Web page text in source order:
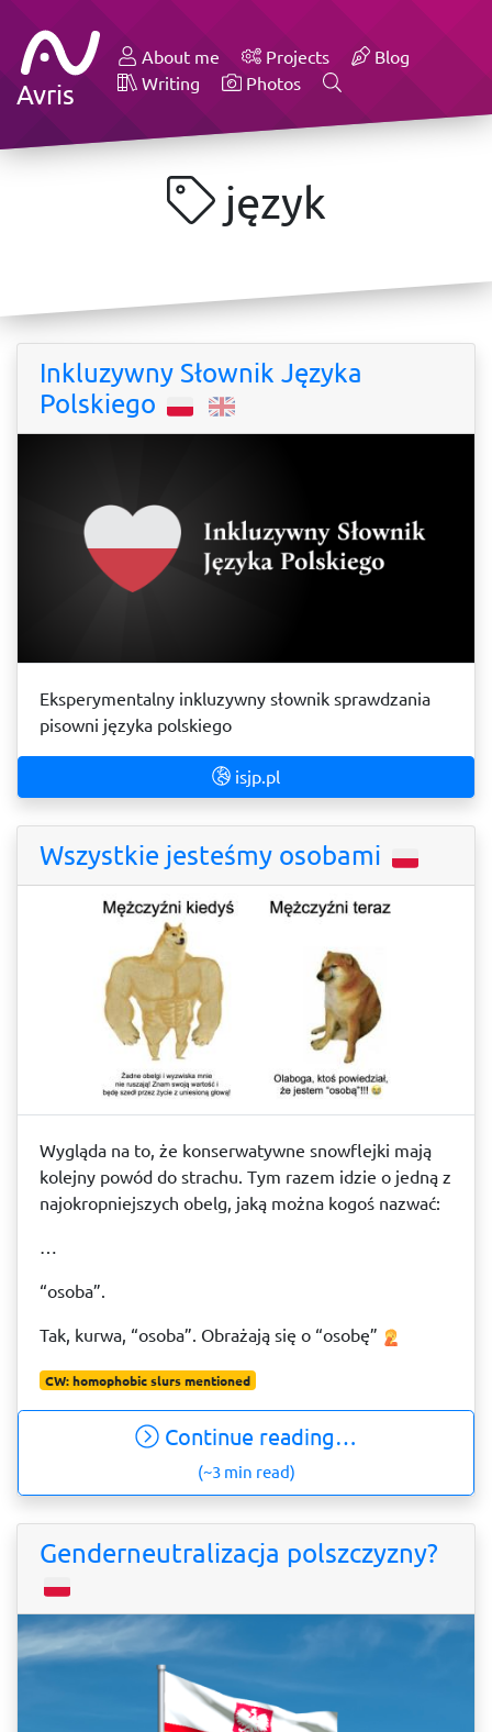
Avris
About me Projects
Blog
Writing
Photos
język
Inkluzywny Słownik Języka
Polskiego
Eksperymentalny inkluzywny słownik sprawdzania
pisowni języka polskiego
isjp.pl
Wszystkie jesteśmy osobami
Wygląda na to, że konserwatywne snowflejki mają
kolejny powód do strachu. Tym razem idzie o jedną z
najokropniejszych obelg, jaką można kogoś nazwać:
…
“osoba”.
Tak, kurwa, “osoba”. Obrażają się o “osobę”
CW: homophobic slurs mentioned
Continue reading…
(~3 min read)
Genderneutralizacja polszczyzny?